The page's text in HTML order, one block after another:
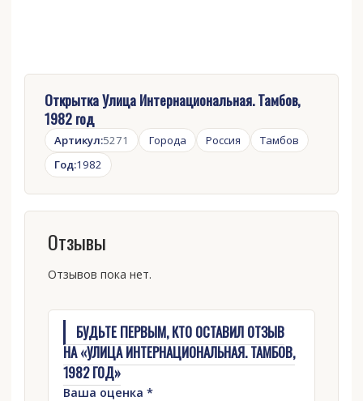
Открытка Улица Интернациональная. Тамбов,
1982 год
Артикул:5271 Города Россия
Тамбов
Год:1982
Отзывы
Отзывов пока нет.
БУДЬТЕ ПЕРВЫМ, КТО ОСТАВИЛ ОТЗЫВ
НА «УЛИЦА ИНТЕРНАЦИОНАЛЬНАЯ. ТАМБОВ,
1982 ГОД»
Ваша оценка *